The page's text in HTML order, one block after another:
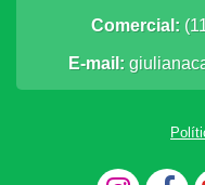
Comercial:
E-mail: